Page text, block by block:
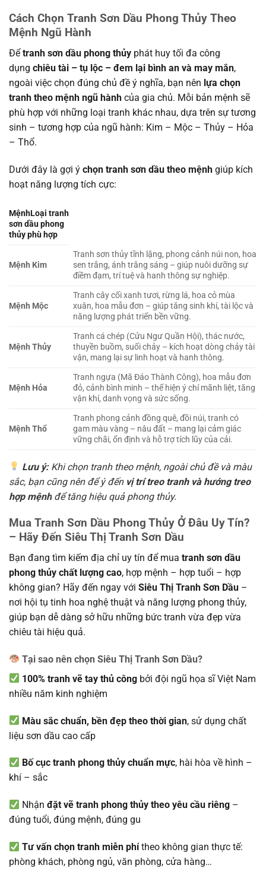
Cách Chọn Tranh Sơn Dầu Phong Thủy Theo
Mệnh Ngũ Hành
Đểtranh sơn dầu phong thủy phát huy tối đa công
dụng chiêu tài – tụ lộc – đem lại bình an và may mắn,
ngoài việc chọn đúng chủ đề ý nghĩa, bạn nên lựa chọn
tranh theo mệnh ngũ hành của gia chủ. Mỗi bản mệnh sẽ
phù hợp với những loại tranh khác nhau, dựa trên sự tương
sinh – tương hợp của ngũ hành: Kim – Mộc – Thủy – Hỏa
– Thổ.
Dưới đây là gợi ý chọn tranh sơn dầu theo mệnh giúp kích
hoạt năng lượng tích cực:
MệnhLoại tranh
sơn dầu phong
thủy phù hợp
Mệnh Kim
Tranh sơn thủy tĩnh lặng, phong cảnh núi non, hoa
sen trắng, ánh trăng sáng – giúp nuôi dưỡng sự
điềm đạm, trí tuệ và hanh thông sự nghiệp.
Mệnh Mộc
Tranh cây cối xanh tươi, rừng lá, hoa cỏ mùa
xuân, hoa mẫu đơn – giúp tăng sinh khí, tài lộc và
năng lượng phát triển bền vững.
Mệnh Thủy
Tranh cá chép (Cửu Ngư Quần Hội), thác nước,
thuyền buồm, suối chảy – kích hoạt dòng chảy tài
vận, mang lại sự linh hoạt và hanh thông.
Mệnh Hỏa
Tranh ngựa (Mã Đáo Thành Công), hoa mẫu đơn
đỏ, cảnh bình minh – thể hiện ý chí mãnh liệt, tăng
vận khí, danh vọng và sức sống.
Mệnh Thổ
Tranh phong cảnh đồng quê, đồi núi, tranh có
gam màu vàng – nâu đất – mang lại cảm giác
vững chãi, ổn định và hỗ trợ tích lũy của cải.
Lưu ý: Khi chọn tranh theo mệnh, ngoài chủ đề và màu
sắc, bạn cũng nên để ý đến vị trí treo tranh và hướng treo
hợp mệnh để tăng hiệu quả phong thủy.
Mua Tranh Sơn Dầu Phong Thủy Ở Đâu Uy Tín?
– Hãy Đến Siêu Thị Tranh Sơn Dầu
Bạn đang tìm kiếm địa chỉ uy tín để mua tranh sơn dầu
phong thủy chất lượng cao, hợp mệnh – hợp tuổi – hợp
không gian? Hãy đến ngay với Siêu Thị Tranh Sơn Dầu –
nơi hội tụ tinh hoa nghệ thuật và năng lượng phong thủy,
giúp bạn dễ dàng sở hữu những bức tranh vừa đẹp vừa
chiêu tài hiệu quả.
Tại sao nên chọnSiêu Thị Tranh Sơn Dầu?
100% tranh vẽ tay thủ công bởi đội ngũ họa sĩ Việt Nam
nhiều năm kinh nghiệm
Màu sắc chuẩn, bền đẹp theo thời gian, sử dụng chất
liệu sơn dầu cao cấp
Bố cục tranh phong thủy chuẩn mực, hài hòa về hình –
khí – sắc
Nhậnđặt vẽ tranh phong thủy theo yêu cầu riêng –
đúng tuổi, đúng mệnh, đúng gu
Tư vấn chọn tranh miễn phí theo không gian thực tế:
phòng khách, phòng ngủ, văn phòng, cửa hàng…